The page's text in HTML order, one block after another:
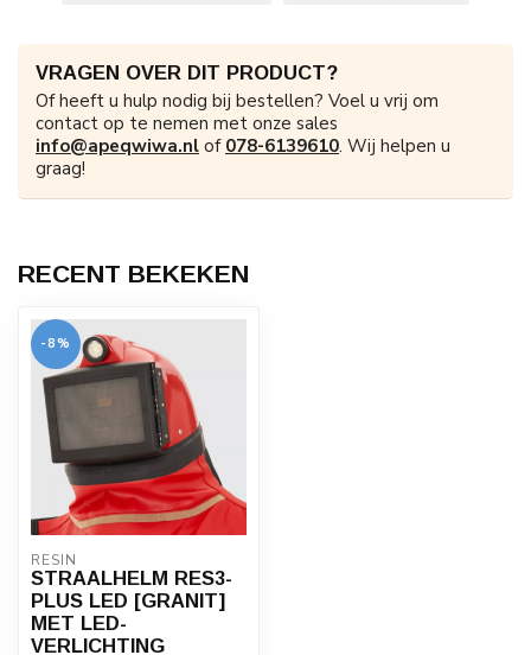
VRAGEN OVER DIT PRODUCT?
Of heeft u hulp nodig bij bestellen? Voel u vrij om
contact op te nemen met onze sales
info@apeqwiwa.nl of 078-6139610. Wij helpen u
graag!
RECENT BEKEKEN
-8%
RESIN
STRAALHELM RES3-
PLUS LED [GRANIT]
MET LED-
VERLICHTING